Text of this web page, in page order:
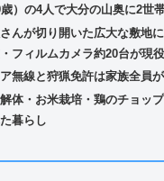
）の4人で大分の山奥に2世
んが切り開いた広大な敷地
フィルムカメラ約20台が現役
無線と狩猟免許は家族全員
体・お米栽培・鶏のチョッ
暮らし